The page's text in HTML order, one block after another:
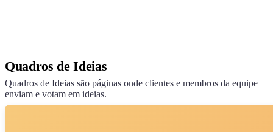
Quadros de Ideias
Quadros de Ideias são páginas onde clientes e membros da equipe
enviam e votam em ideias.